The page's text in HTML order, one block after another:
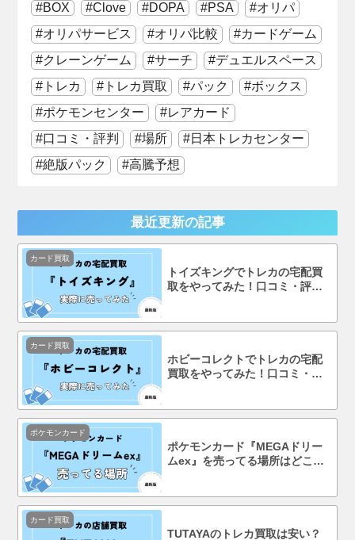
BOX Clove DOPA PSA
オリパ
オリパサービス
オリパ比較
カードゲーム
クレーンゲーム
サーチ
デュエルスペース
トレカ
トレカ買取 パック
ボックス
ポケモンセンター
レアカード
口コミ・評判
場所
日本トレカセンター
絶版パック
高騰予想
最近更新の記事
トイズキングでトレカの宅配買
取をやってみた！口コミ・評判
カード買取
ホビーコレクトでトレカの宅配
買取をやってみた！口コミ・評
カード買取
ポケモンカード『MEGAドリー
ムex』を売ってる場所はどこ？
ポケモンカード
TUTAYAのトレカ買取は安い？
カード買取